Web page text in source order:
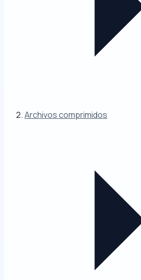
Archivos comprimidos